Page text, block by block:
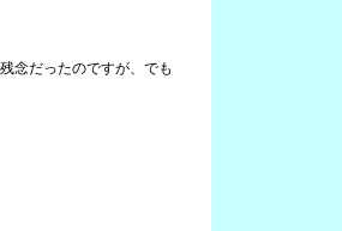
念だったのですが、でも